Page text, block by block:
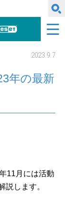
式会社
キュリティ情報局
ESET
2023.9.7
年の最新
11月には活動
説します。